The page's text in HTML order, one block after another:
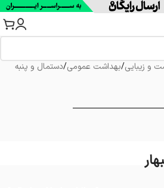
و زیبایی/بهداشت عمومی/دستمال و پنبه